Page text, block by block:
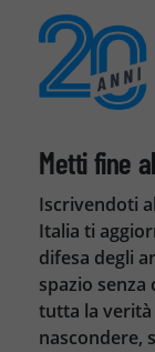
Metti fine
Iscrivendoti
Italia ti
difesa degli
spazio
tutta la verità
nascondere,